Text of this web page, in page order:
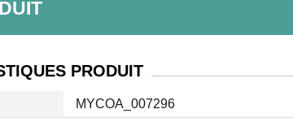
PRODUIT
MYCOA_007296